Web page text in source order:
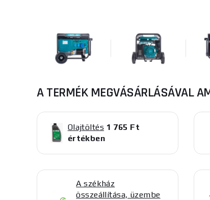
A TERMÉK MEGVÁSÁRLÁSÁVAL
Olajtöltés 1 765 Ft
értékben
A székház
összeállítása, üzembe